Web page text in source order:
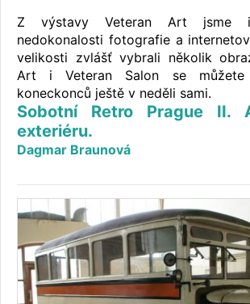
Z výstavy Veteran Art jsme
nedokonalosti fotografie a
velikosti zvlášť vybrali několik
Art i Veteran Salon se
koneckonců ještě v neděli sami.
Sobotní Retro Prague II.
exteriéru.
Dagmar Braunová